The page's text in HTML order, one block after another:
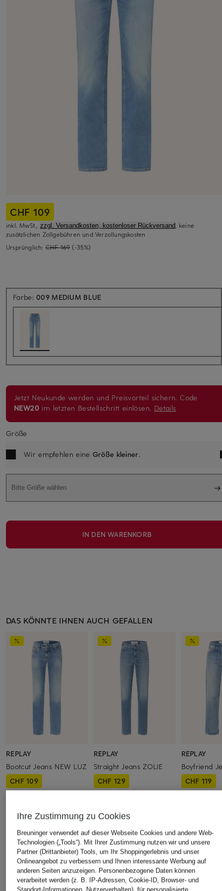
CHF 109
inkl. MwSt., zzgl. Versandkosten, kostenloser Rückversand, keine
zusätzlichen Zollgebühren und Verzollungskosten
Ursprünglich: CHF 169 (-35%)
Farbe:009 MEDIUM BLUE
Jetzt Neukunde werden und Preisvorteil sichern. Code
NEW20 im letzten Bestellschritt einlösen. Details
Größe
Wir empfehlen eine Größe kleiner.
Bitte Größe wählen
IN DEN WARENKORB
DAS KÖNNTE IHNEN AUCH GEFALLEN
REPLAY
Bootcut Jeans NEW LUZ
CHF 109
Ursprünglich:CHF 169
REPLAY
Straight Jeans ZOLIE
CHF 129
Ursprünglich:CHF 169
REPLAY
Boyfriend
CHF 119
Ursprünglich:
ÄHNLICHE ARTIKEL ENTDECKEN
Ihre Zustimmung zu Cookies
Breuninger verwendet auf dieser Webseite Cookies und andere Web-
Technologien („Tools“). Mit Ihrer Zustimmung nutzen wir und unsere
Partner (Drittanbieter) Tools, um Ihr Shoppingerlebnis und unser
Onlineangebot zu verbessern und Ihnen interessante Werbung auf
anderen Seiten anzuzeigen. Personenbezogene Daten können
verarbeitet werden (z. B. IP-Adressen, Cookie-ID, Browser- und
Standort-Informationen, Nutzerverhalten), für personalisierte